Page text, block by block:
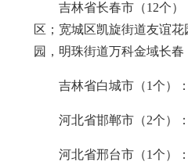
吉林省长春市（12个
区；宽城区凯旋街道友谊
园，明珠街道万科金域长
吉林省白城市（1个）
河北省邯郸市（2个）
河北省邢台市（1个）